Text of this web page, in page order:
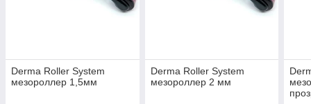
Derma Roller System
мезороллер 1,5мм
Derma Roller System
мезороллер 2 мм